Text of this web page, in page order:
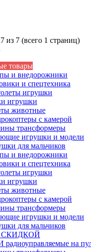
из 7 (всего 1 страниц)
товары
и внедорожники
и спецтехника
игрушки
игрушки
животные
с камерой
трансформеры
игрушки и модели
для мальчиков
и внедорожники
и спецтехника
игрушки
игрушки
животные
с камерой
трансформеры
игрушки и модели
для мальчиков
СКИДКОЙ
на